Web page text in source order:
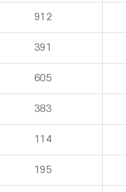
912
391
605
383
114
195